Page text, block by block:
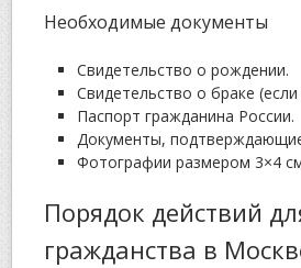
Необходимые документы
Свидетельство о рождении.
Свидетельство о браке
Паспорт гражданина России.
Документы,
Фотографии размером 3×4
Порядок действий
гражданства в